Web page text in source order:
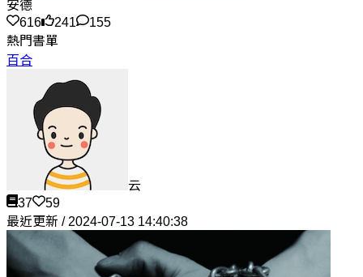
安德
616
241
155
熱門書單
百合
云
37
59
最近更新 / 2024-07-13 14:40:38